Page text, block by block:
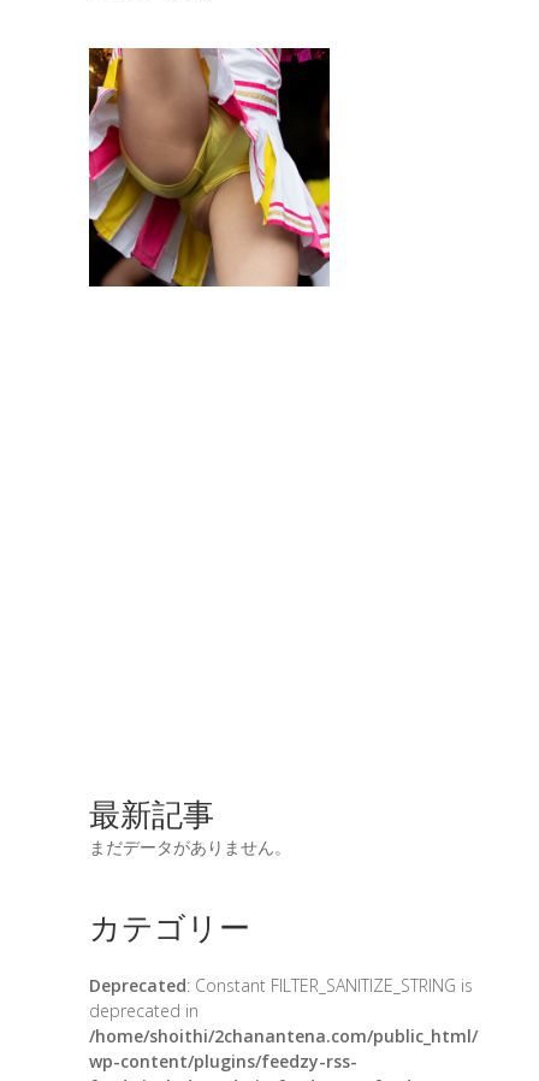
最新記事
まだデータがありません。
カテゴリー
Deprecated: Constant FILTER_SANITIZE_STRING is
deprecated in
/home/shoithi/2chanantena.com/public_html/
wp-content/plugins/feedzy-rss-